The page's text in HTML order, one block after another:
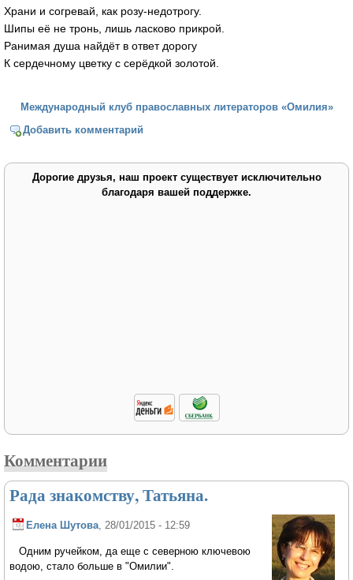
Храни и согревай, как розу-недотрогу.
Шипы её не тронь, лишь ласково прикрой.
Ранимая душа найдёт в ответ дорогу
К сердечному цветку с серёдкой золотой.
Международный клуб православных литераторов «Омилия»
Добавить комментарий
Дорогие друзья, наш проект существует исключительно
благодаря вашей поддержке.
Комментарии
Рада знакомству, Татьяна.
Елена Шутова , 28/01/2015 - 12:59
Одним ручейком, да еще с северною ключевою
водою, стало больше в "Омилии".